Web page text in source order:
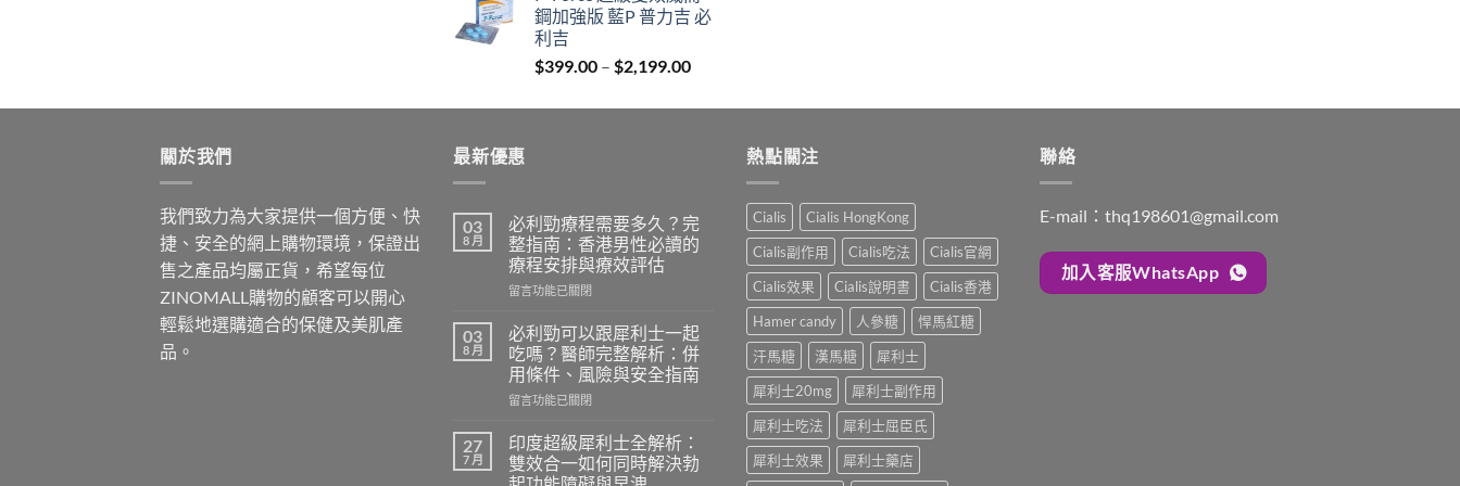
$1,899.00
through
鋼加強版 藍P 普力吉 必
利吉
$399.00 – $2,199.00Price
$399.00
$2,199.00
關於我們
我們致力為大家提供一個方便、快
捷、安全的網上購物環境，保證出
售之產品均屬正貨，希望每位
ZINOMALL購物的顧客可以開心
輕鬆地選購適合的保健及美肌產
品。
最新優惠
03
8 月
必利勁療程需要多久？完
整指南：香港男性必讀的
療程安排與療效評估
在
利
勁
療
程
需
多
久？
完
留言功能已關閉
03
8 月
必利勁可以跟犀利士一起
吃嗎？醫師完整解析：併
用條件、風險與安全指南
在
利
勁
可
留言功能已關閉
27
7 月
印度超級犀利士全解析：
雙效合一如何同時解決勃
熱點關注
Cialis
Cialis HongKong
Cialis副作用
Cialis吃法
Cialis官網
Cialis效果
Cialis說明書
Cialis香港
Hamer candy
人參糖
悍馬紅糖
汗馬糖
漢馬糖
犀利士
犀利士20mg
犀利士副作用
犀利士吃法
犀利士屈臣氏
犀利士效果
犀利士藥店
聯絡
E-mail： thq198601@gmail.com
加入客服WhatsApp